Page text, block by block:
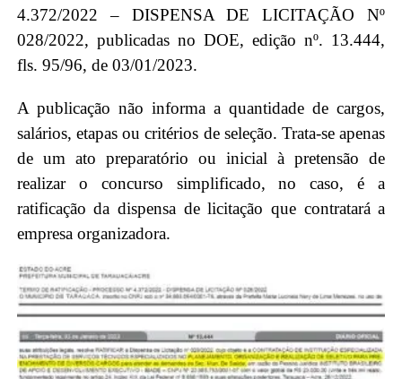
4.372/2022 – DISPENSA DE LICITAÇÃO Nº
028/2022, publicadas no DOE, edição nº. 13.444,
fls. 95/96, de 03/01/2023.
A publicação não informa a quantidade de cargos,
salários, etapas ou critérios de seleção. Trata-se apenas
de um ato preparatório ou inicial à pretensão de
realizar o concurso simplificado, no caso, é a
ratificação da dispensa de licitação que contratará a
empresa organizadora.